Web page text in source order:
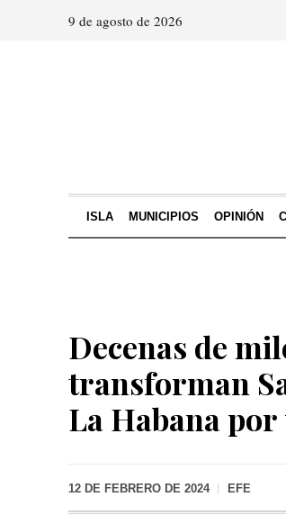
9 de agosto de 2026
ISLA MUNICIPIOS OPINIÓN
Decenas de
transforman
La Habana
12 DE FEBRERO DE 2024 EFE